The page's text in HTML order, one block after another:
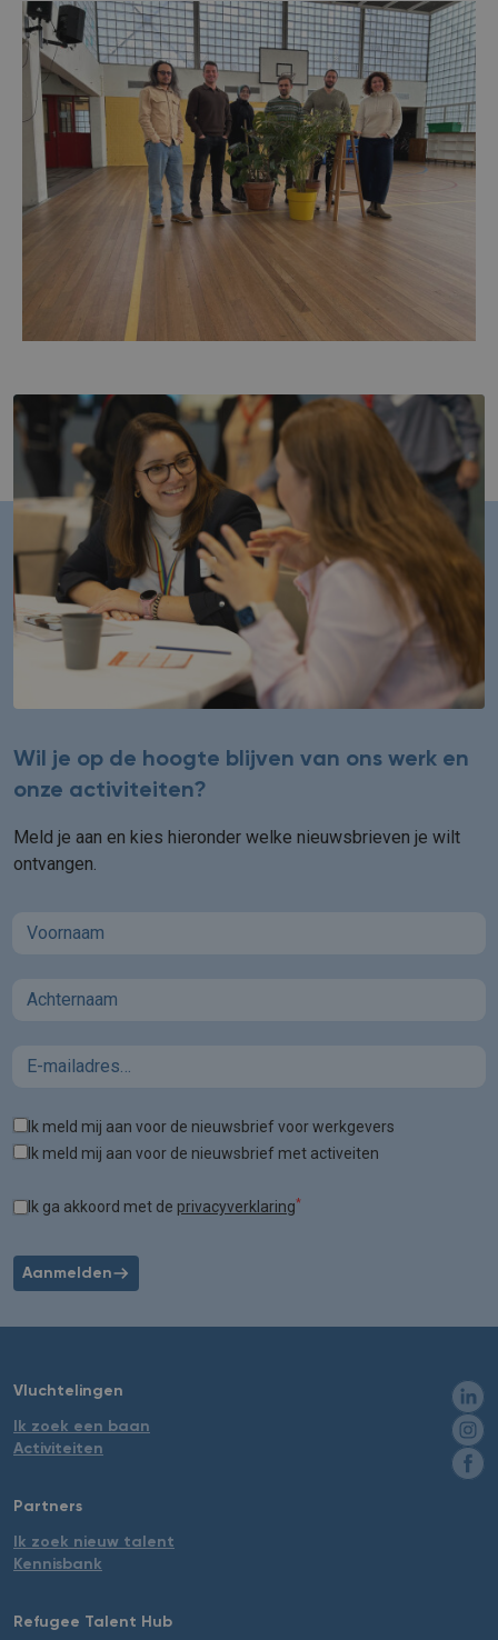
Wil je op de hoogte blijven van ons werk en
onze activiteiten?
Meld je aan en kies hieronder welke nieuwsbrieven je wilt
ontvangen.
First name
Last name
Email
TagsIk meld mij aan voor de nieuwsbrief voor werkgevers
Ik meld mij aan voor de nieuwsbrief met activeiten
Ik ga akkoord met de privacyverklaring*
Aanmelden
Vluchtelingen
Ik zoek een baan
Activiteiten
Partners
Ik zoek nieuw talent
Kennisbank
Refugee Talent Hub